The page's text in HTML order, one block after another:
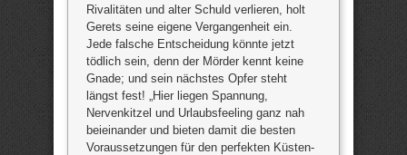
Rivalitäten und alter Schuld verlieren, holt
Gerets seine eigene Vergangenheit ein.
Jede falsche Entscheidung könnte jetzt
tödlich sein, denn der Mörder kennt keine
Gnade; und sein nächstes Opfer steht
längst fest! „Hier liegen Spannung,
Nervenkitzel und Urlaubsfeeling ganz nah
beieinander und bieten damit die besten
Voraussetzungen für den perfekten Küsten-